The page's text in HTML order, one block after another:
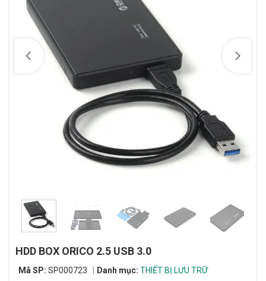
HDD BOX ORICO 2.5 USB 3.0
Mã SP: SP000723 Danh mục: THIẾT BỊ LƯU TRỮ